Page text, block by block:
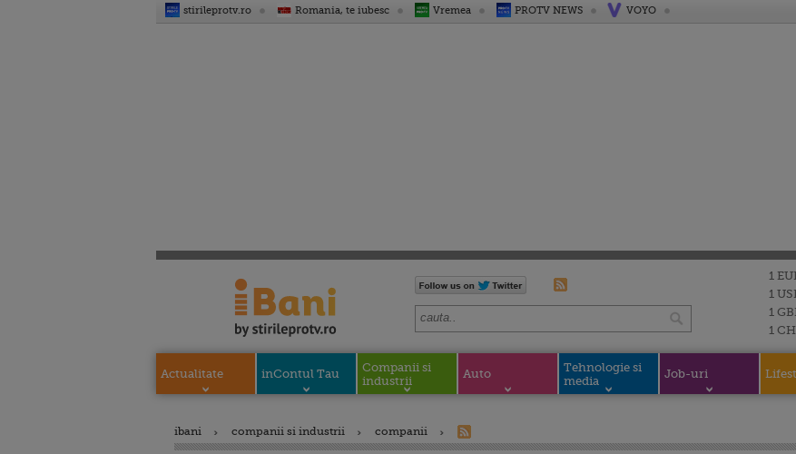
stirileprotv.ro Romania, te iubesc Vremea PROTV NEWS VOYO
1
1
1
1
Actualitate inContul Tau
Companii si
industrii
Auto
Tehnologie si
media
Job-uri
ibani companii si industrii companii